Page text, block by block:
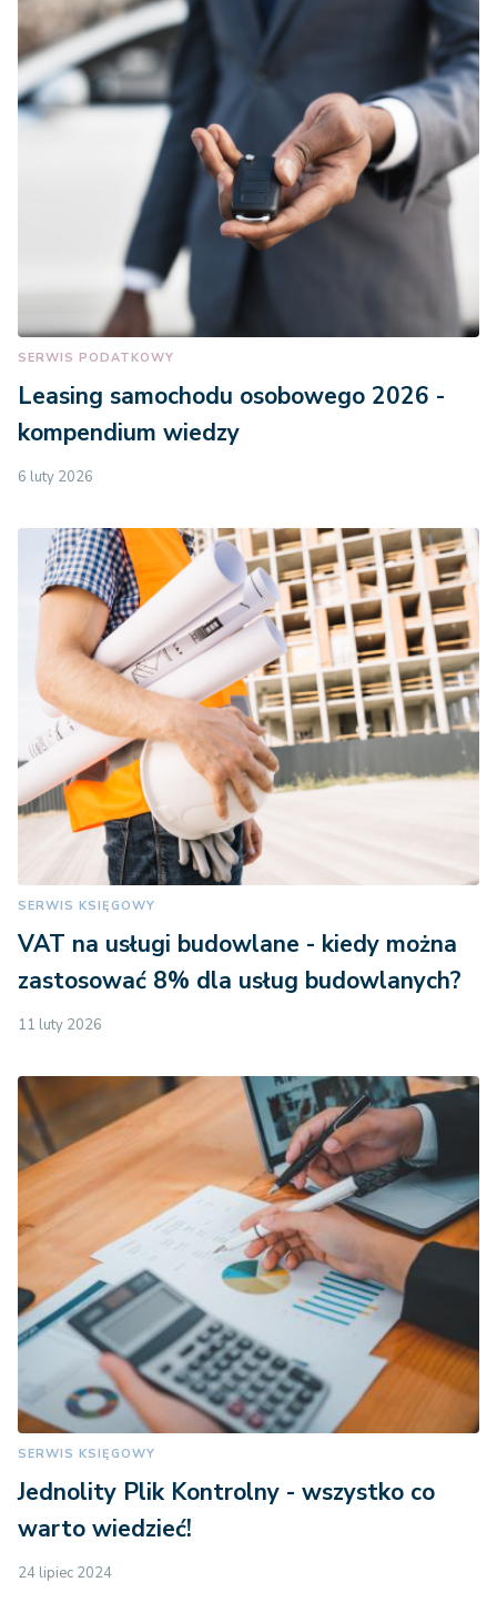
SERWIS PODATKOWY
Leasing samochodu osobowego 2026 -
kompendium wiedzy
6 luty 2026
SERWIS KSIĘGOWY
VAT na usługi budowlane - kiedy można
zastosować 8% dla usług budowlanych?
11 luty 2026
SERWIS KSIĘGOWY
Jednolity Plik Kontrolny - wszystko co
warto wiedzieć!
24 lipiec 2024